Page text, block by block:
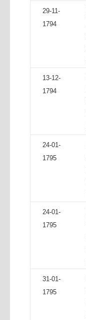
29-11-
1794
13-12-
1794
24-01-
1795
24-01-
1795
31-01-
1795